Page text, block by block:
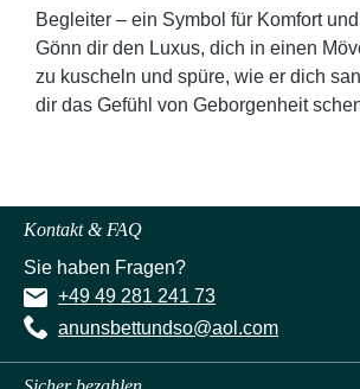
Begleiter – ein Symbol für Komfort
Gönn dir den Luxus, dich in einen
zu kuscheln und spüre, wie er dich
dir das Gefühl von Geborgenheit
Kontakt & FAQ
Sie haben Fragen?
+49 49 281 241 73
anunsbettundso@aol.com